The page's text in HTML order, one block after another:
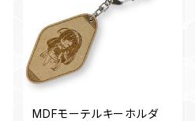
MDFモーテルキーホルダ